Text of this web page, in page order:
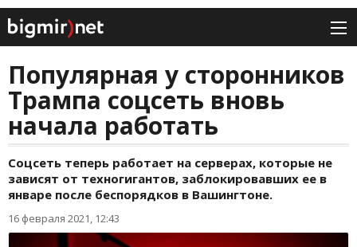
Популярная у сторонников
Трампа соцсеть вновь
начала работать
Соцсеть теперь работает на серверах, которые не
зависят от техногигантов, заблокировавших ее в
январе после беспорядков в Вашингтоне.
16 февраля 2021, 12:43